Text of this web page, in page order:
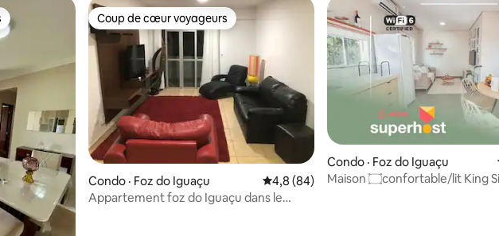
les plus aimésCoup de cœur voyageurs
Coup de cœur voyageurs
Condo · Foz do Iguaçu Note moyenne de 4,8 sur 5, 84
4,8 (84)
Appartement foz do Iguaçu dans le
Condo · Foz do Iguaçu
Maison ۝confortable/lit King Size/près